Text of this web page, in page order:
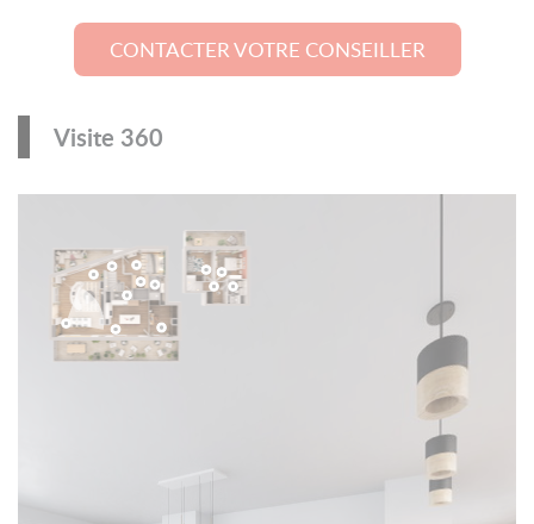
CONTACTER VOTRE CONSEILLER
Visite 360